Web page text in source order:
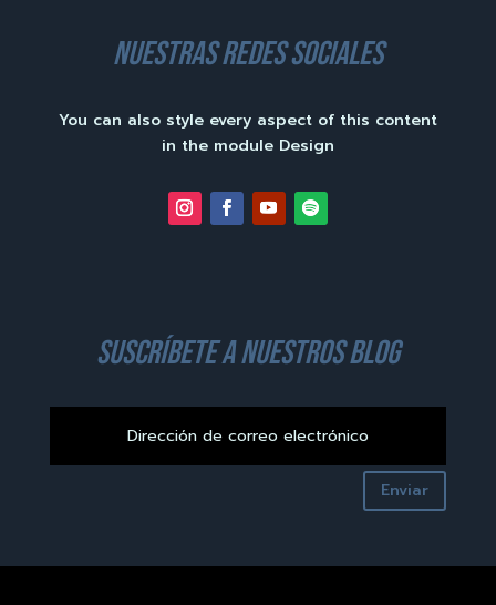
nuestras redes sociales
You can also style every aspect of this content
in the module Design
suscríbete a nuestros blog
Enviar